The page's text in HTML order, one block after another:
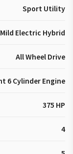
Sport Utility
Electric Hybrid
All Wheel Drive
6 Cylinder Engine
375 HP
4